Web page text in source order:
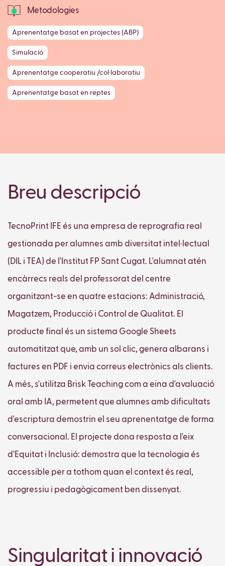
Metodologies
Aprenentatge basat en projectes (ABP)
Simulació
Aprenentatge cooperatiu /col·laboratiu
Aprenentatge basat en reptes
Breu descripció
TecnoPrint IFE és una empresa de reprografia real
gestionada per alumnes amb diversitat intel·lectual
(DIL i TEA) de l'Institut FP Sant Cugat. L'alumnat atén
encàrrecs reals del professorat del centre
organitzant-se en quatre estacions: Administració,
Magatzem, Producció i Control de Qualitat. El
producte final és un sistema Google Sheets
automatitzat que, amb un sol clic, genera albarans i
factures en PDF i envia correus electrònics als clients.
A més, s'utilitza Brisk Teaching com a eina d'avaluació
oral amb IA, permetent que alumnes amb dificultats
d'escriptura demostrin el seu aprenentatge de forma
conversacional. El projecte dona resposta a l'eix
d'Equitat i Inclusió: demostra que la tecnologia és
accessible per a tothom quan el context és real,
progressiu i pedagògicament ben dissenyat.
Singularitat i innovació